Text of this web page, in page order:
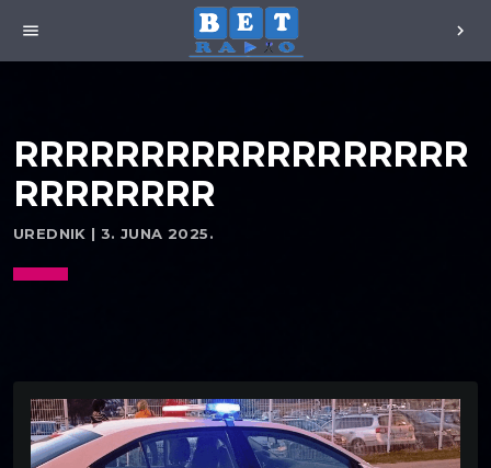
menu chevron_right
RRRRRRRRRRRRRRRRRR
RRRRRRRR
UREDNIK | 3. JUNA 2025.